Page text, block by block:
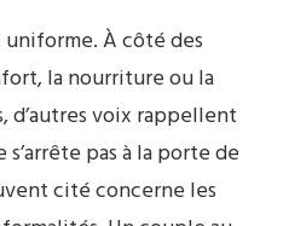
uniforme. À côté des
la nourriture ou la
d’autres voix rappellent
pas à la porte de
cité concerne les